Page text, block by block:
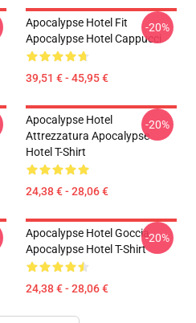
Apocalypse Hotel Fit
Apocalypse Hotel Cappucci
39,51 € - 45,95 €
-20%
Apocalypse Hotel
Attrezzatura Apocalypse
Hotel T-Shirt
24,38 € - 28,06 €
-20%
Apocalypse Hotel Goccia
Apocalypse Hotel T-Shirt
24,38 € - 28,06 €
-20%